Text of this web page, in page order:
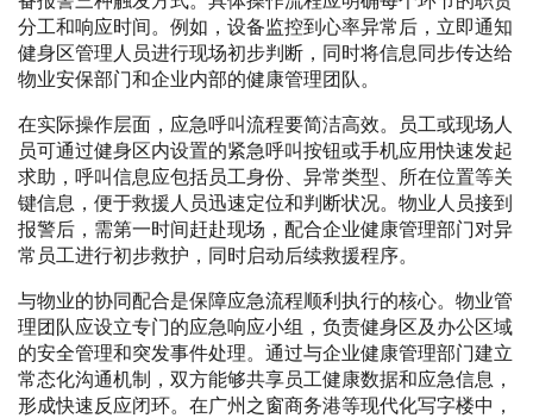
分工和响应时间。例如，设备监控到心率异常后，立即通知
健身区管理人员进行现场初步判断，同时将信息同步传达给
物业安保部门和企业内部的健康管理团队。
在实际操作层面，应急呼叫流程要简洁高效。员工或现场人
员可通过健身区内设置的紧急呼叫按钮或手机应用快速发起
求助，呼叫信息应包括员工身份、异常类型、所在位置等关
键信息，便于救援人员迅速定位和判断状况。物业人员接到
报警后，需第一时间赶赴现场，配合企业健康管理部门对异
常员工进行初步救护，同时启动后续救援程序。
与物业的协同配合是保障应急流程顺利执行的核心。物业管
理团队应设立专门的应急响应小组，负责健身区及办公区域
的安全管理和突发事件处理。通过与企业健康管理部门建立
常态化沟通机制，双方能够共享员工健康数据和应急信息，
形成快速反应闭环。在广州之窗商务港等现代化写字楼中，